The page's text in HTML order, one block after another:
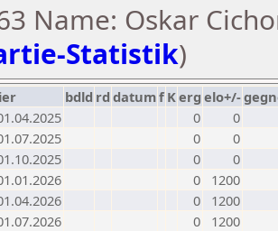
Name: Oskar
Statistik)
bdld rd datumf Kerg elo+/-
0
0
0
0
0
0
0
1200
0
1200
0
1200